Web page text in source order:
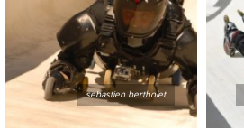
sebastien bertholet